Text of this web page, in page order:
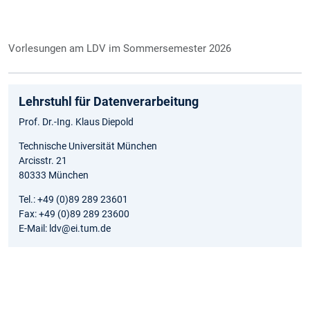
Vorlesungen am LDV im Sommersemester 2026
Lehrstuhl für Datenverarbeitung
Prof. Dr.-Ing. Klaus Diepold
Technische Universität München
Arcisstr. 21
80333 München
Tel.: +49 (0)89 289 23601
Fax: +49 (0)89 289 23600
E-Mail: ldv@ei.tum.de